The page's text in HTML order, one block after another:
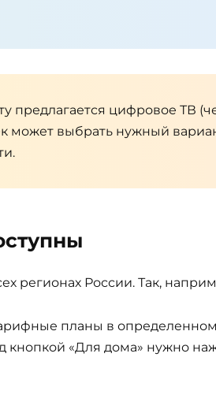
предлагается цифровое ТВ
может выбрать нужный
регионах России. Так,
планы в
«Для дома» нужно